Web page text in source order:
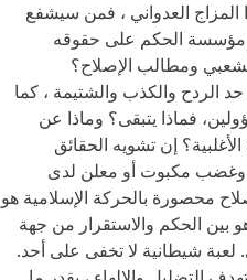
المزاج العدواني ، فمن سيشفع
مؤسسة الحكم على حقوقه
ومطالب الإصلاح؟
الردح والكذب والشتيمة ، كما
فماذا يتبقى؟ وماذا عن
إن تشويه الحقائق
وغضب مكبوت أو معلن لدى
محصورة بالحركة الإسلامية هو
بين الحكم والاستقرار من جهة
لعبة شيطانية لا تخفى على أحد.